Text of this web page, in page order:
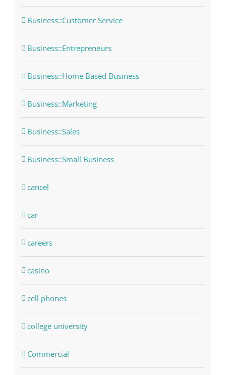
Business::Customer Service
Business::Entrepreneurs
Business::Home Based Business
Business::Marketing
Business::Sales
Business::Small Business
cancel
car
careers
casino
cell phones
college university
Commercial